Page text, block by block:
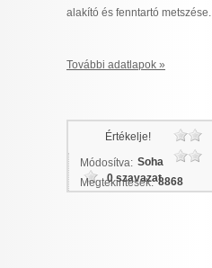
alakító és fenntartó metszése.
További adatlapok »
Értékelje!
0 szavazat
Módosítva: Soha
Megtekintések: 8868